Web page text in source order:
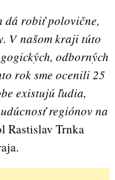
dá robiť polovične,
V našom kraji túto
odborných
rok sme ocenili 25
existujú ľudia,
regiónov na
Rastislav Trnka